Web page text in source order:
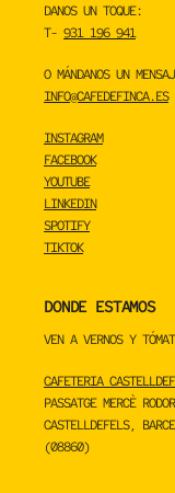
DANOS UN TOQUE:
T- 931 196 941
O MÁNDANOS UN
INFO@CAFEDEFINCA.ES
INSTAGRAM
FACEBOOK
YOUTUBE
LINKEDIN
SPOTIFY
TIKTOK
DONDE ESTAMOS
VEN A VERNOS Y
CAFETERIA
PASSATGE MERCÈ
CASTELLDEFELS,
(08860)